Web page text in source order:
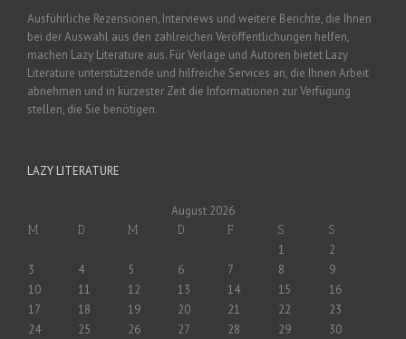
Ausführliche Rezensionen, Interviews und weitere Berichte, die Ihnen
bei der Auswahl aus den zahlreichen Veröffentlichungen helfen,
machen Lazy Literature aus. Für Verlage und Autoren bietet Lazy
Literature unterstützende und hilfreiche Services an, die Ihnen Arbeit
abnehmen und in kürzester Zeit die Informationen zur Verfügung
stellen, die Sie benötigen.
LAZY LITERATURE
August 2026
M D M D F S S
1
2
3
4 5 6 7 8
9
10
11 12 13 14 15
16
17
18 19 20 21 22
23
24
25 26 27 28 29 30